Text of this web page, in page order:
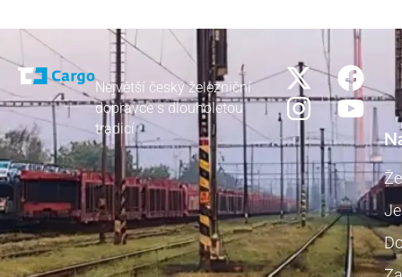
Největší český železniční
dopravce s dlouholetou
tradicí